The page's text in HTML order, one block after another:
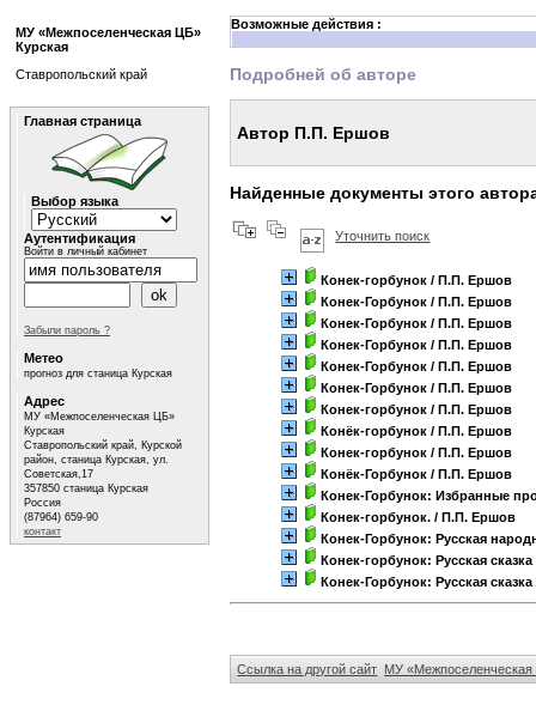
Возможные действия :
Подробней об авторе
Автор П.П. Ершов
Найденные документы этого
Уточнить поиск
Конек-горбунок / П.П. Ершов
Конек-Горбунок / П.П. Ершов
Конек-Горбунок / П.П. Ершов
Конек-Горбунок / П.П. Ершов
Конек-Горбунок / П.П. Ершов
Конек-Горбунок / П.П. Ершов
Конек-горбунок / П.П. Ершов
Конёк-горбунок / П.П. Ершов
Конек-горбунок / П.П. Ершов
Конёк-Горбунок / П.П. Ершов
Конек-Горбунок: Избранные
Конек-горбунок. / П.П. Ершов
Конек-Горбунок: Русская
Конек-горбунок: Русская сказка
Конек-Горбунок: Русская сказка
Ссылка на другой сайт МУ «Межпоселенческая
МУ «Межпоселенческая ЦБ»
Курская
Ставропольский край
Главная страница
Выбор языка
Аутентификация
Войти в личный кабинет
Забыли пароль ?
Метео
прогноз для станица Курская
Адрес
МУ «Межпоселенческая ЦБ»
Курская
Ставропольский край, Курской
район, станица Курская, ул.
Советская,17
357850 станица Курская
Россия
(87964) 659-90
контакт